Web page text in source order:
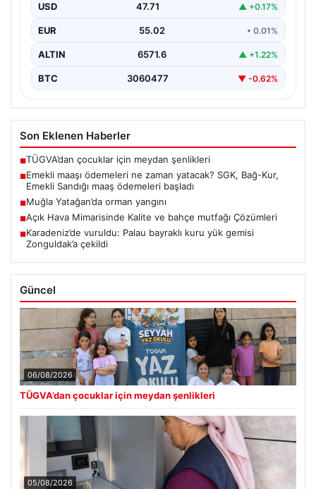
USD 47.71 ▲ +0.17%
EUR 55.02 • 0.01%
ALTIN 6571.6 ▲ +1.22%
BTC 3060477 ▼ -0.62%
Son Eklenen Haberler
■TÜGVA’dan çocuklar için meydan şenlikleri
■Emekli maaşı ödemeleri ne zaman yatacak? SGK, Bağ-Kur,
Emekli Sandığı maaş ödemeleri başladı
■Muğla Yatağan’da orman yangını
■Açık Hava Mimarisinde Kalite ve bahçe mutfağı Çözümleri
■Karadeniz’de vuruldu: Palau bayraklı kuru yük gemisi
Zonguldak’a çekildi
Güncel
06/08/2026
TÜGVA’dan çocuklar için meydan şenlikleri
05/08/2026